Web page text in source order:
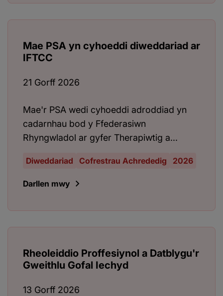
Mae PSA yn cyhoeddi diweddariad ar
IFTCC
21 Gorff 2026
Mae'r PSA wedi cyhoeddi adroddiad yn
cadarnhau bod y Ffederasiwn
Rhyngwladol ar gyfer Therapiwtig a...
Diweddariad Cofrestrau Achrededig 2026
Darllen mwy
Rheoleiddio Proffesiynol a Datblygu'r
Gweithlu Gofal Iechyd
13 Gorff 2026